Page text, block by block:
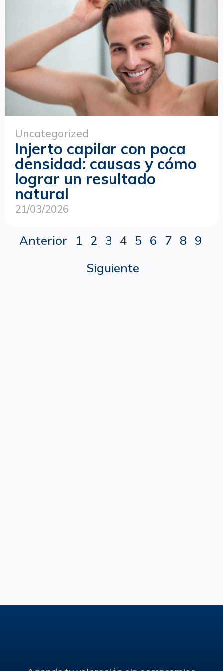
Uncategorized
Injerto capilar con poca
densidad: causas y cómo
lograr un resultado
natural
21/03/2026
Anterior 1 2 3 4 5 6 7 8 9
Siguiente